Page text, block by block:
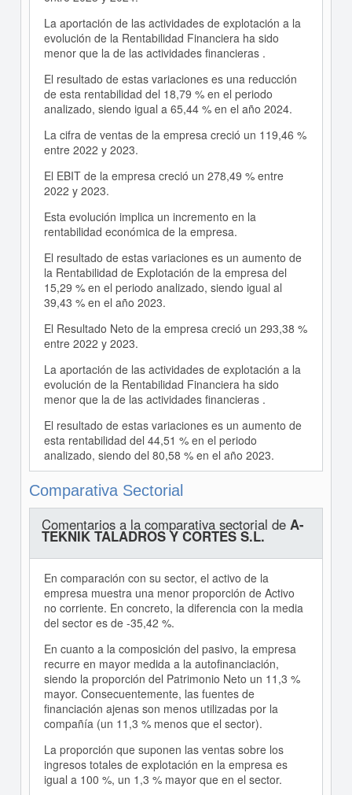
La aportación de las actividades de explotación a la
evolución de la Rentabilidad Financiera ha sido
menor que la de las actividades financieras .
El resultado de estas variaciones es una reducción
de esta rentabilidad del 18,79 % en el periodo
analizado, siendo igual a 65,44 % en el año 2024.
La cifra de ventas de la empresa creció un 119,46 %
entre 2022 y 2023.
El EBIT de la empresa creció un 278,49 % entre
2022 y 2023.
Esta evolución implica un incremento en la
rentabilidad económica de la empresa.
El resultado de estas variaciones es un aumento de
la Rentabilidad de Explotación de la empresa del
15,29 % en el periodo analizado, siendo igual al
39,43 % en el año 2023.
El Resultado Neto de la empresa creció un 293,38 %
entre 2022 y 2023.
La aportación de las actividades de explotación a la
evolución de la Rentabilidad Financiera ha sido
menor que la de las actividades financieras .
El resultado de estas variaciones es un aumento de
esta rentabilidad del 44,51 % en el periodo
analizado, siendo del 80,58 % en el año 2023.
Comparativa Sectorial
Comentarios a la comparativa sectorial de A-
TEKNIK TALADROS Y CORTES S.L.
En comparación con su sector, el activo de la
empresa muestra una menor proporción de Activo
no corriente. En concreto, la diferencia con la media
del sector es de -35,42 %.
En cuanto a la composición del pasivo, la empresa
recurre en mayor medida a la autofinanciación,
siendo la proporción del Patrimonio Neto un 11,3 %
mayor. Consecuentemente, las fuentes de
financiación ajenas son menos utilizadas por la
compañía (un 11,3 % menos que el sector).
La proporción que suponen las ventas sobre los
ingresos totales de explotación en la empresa es
igual a 100 %, un 1,3 % mayor que en el sector.